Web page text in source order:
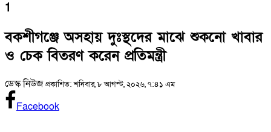
1
বকশীগঞ্জে অসহায় দুঃস্থদের মাঝে শুকনো খাবার
ও চেক বিতরণ করেন প্রতিমন্ত্রী
ডেস্ক নিউজপ্রকাশিত: শনিবার, ৮ আগস্ট, ২০২৬, ৭:৪১ এম
Facebook